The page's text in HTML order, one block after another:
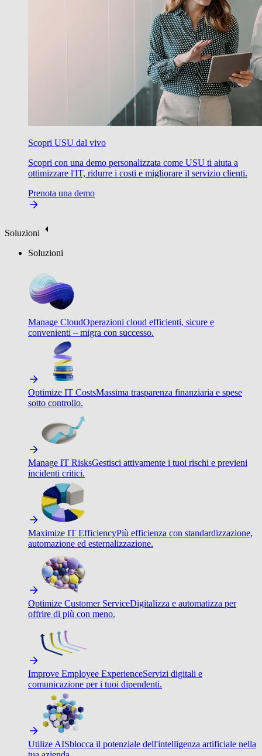
Scopri USU dal vivo
Scopri con una demo personalizzata come USU ti aiuta a
ottimizzare l'IT, ridurre i costi e migliorare il servizio clienti.
Prenota una demo
Soluzioni
Soluzioni
Manage CloudOperazioni cloud efficienti, sicure e
convenienti – migra con successo.
Optimize IT CostsMassima trasparenza finanziaria e spese
sotto controllo.
Manage IT RisksGestisci attivamente i tuoi rischi e previeni
incidenti critici.
Maximize IT EfficiencyPiù efficienza con standardizzazione,
automazione ed esternalizzazione.
Optimize Customer ServiceDigitalizza e automatizza per
offrire di più con meno.
Improve Employee ExperienceServizi digitali e
comunicazione per i tuoi dipendenti.
Utilize AISblocca il potenziale dell'intelligenza artificiale nella